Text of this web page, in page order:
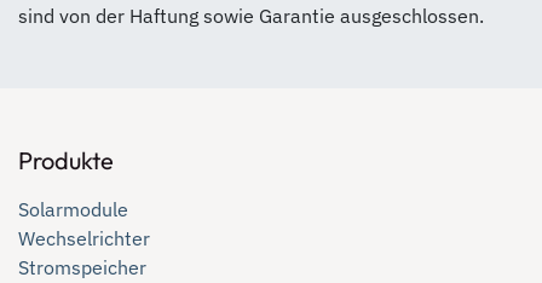
sind von der Haftung sowie Garantie ausgeschlossen.
Produkte
Solarmodule
Wechselrichter
Stromspeicher